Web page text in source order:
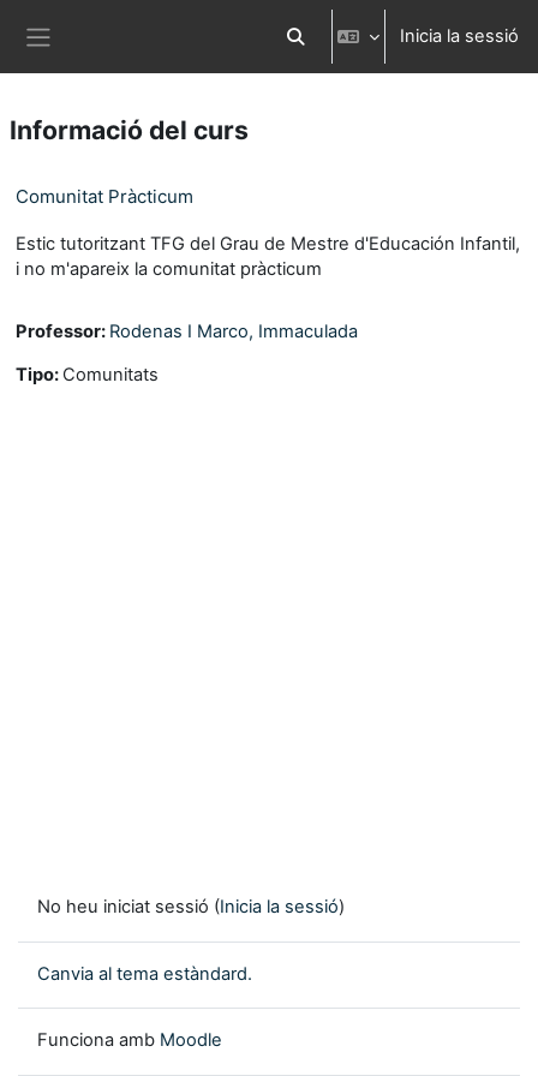
Commuta l'entrada de la cerca
Inicia la sessió
Informació del curs
Comunitat Pràcticum
Estic tutoritzant TFG del Grau de Mestre d'Educación Infantil,
i no m'apareix la comunitat pràcticum
Professor: Rodenas I Marco, Immaculada
Tipo: Comunitats
No heu iniciat sessió (Inicia la sessió)
Canvia al tema estàndard.
Funciona amb Moodle